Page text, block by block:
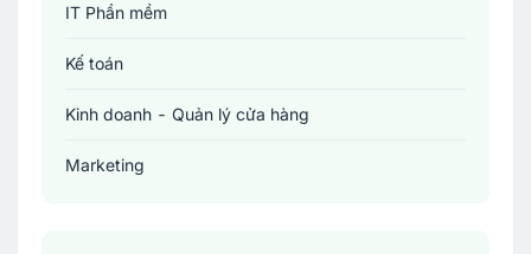
IT Phần mềm
Kế toán
Kinh doanh - Quản lý cửa hàng
Marketing